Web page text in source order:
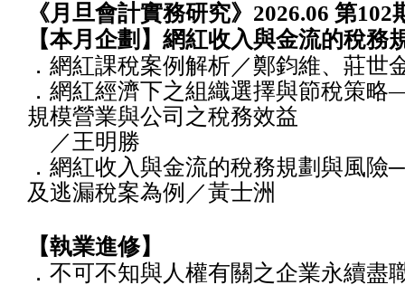
《月旦會計實務研究》2026.06 第102
【本月企劃】網紅收入與金流的稅務
．網紅課稅案例解析／鄭鈞維、莊世
．網紅經濟下之組織選擇與節稅策
規模營業與公司之稅務效益
／王明勝
．網紅收入與金流的稅務規劃與風險
及逃漏稅案為例／黃士洲
【執業進修】
．不可不知與人權有關之企業永續盡